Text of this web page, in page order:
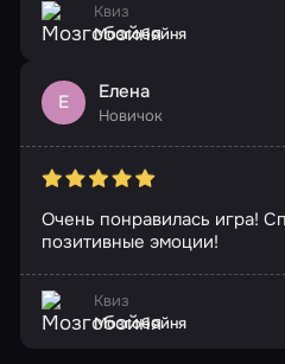
Квиз
Мозгобойня
Е Елена
Новичок
Очень понравилась игра!
позитивные эмоции!
Квиз
Мозгобойня